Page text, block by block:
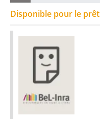
Disponible pour le prêt